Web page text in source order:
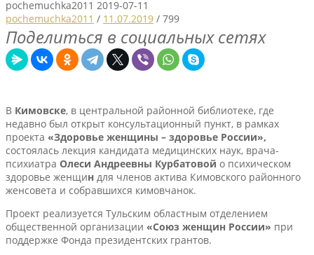
pochemuchka2011 2019-07-11
pochemuchka2011 / 11.07.2019 / 799
Поделиться в социальных сетях
В Кимовске, в центральной районной библиотеке, где
недавно был открыт консультационный пункт, в рамках
проекта «Здоровье женщины – здоровье России»,
состоялась лекция кандидата медицинских наук, врача-
психиатра Олеси Андреевны Курбатовой о психическом
здоровье женщин для членов актива Кимовского районного
женсовета и собравшихся кимовчанок.
Проект реализуется Тульским областным отделением
общественной организации «Союз женщин России» при
поддержке Фонда президентских грантов.